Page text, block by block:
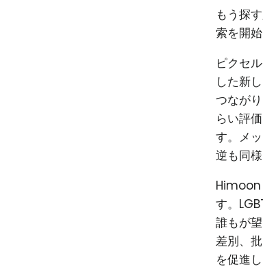
もう探
索を開
ピクセ
した新
つなが
らい評
す。メ
逆も同
Himoon
す。
誰もが
差別、
を促進